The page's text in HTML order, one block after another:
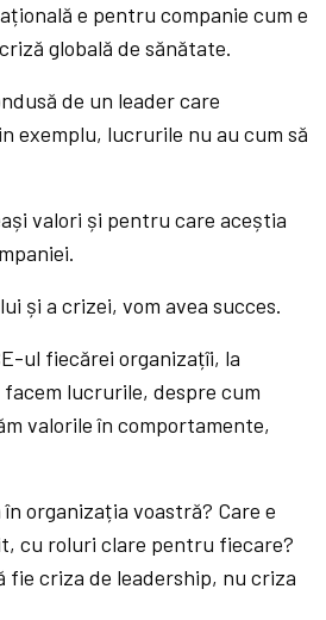
e pentru companie cum e
globală de sănătate.
de un leader care
exemplu, lucrurile nu au cum să
valori și pentru care aceștia
și a crizei, vom avea succes.
ul fiecărei organizațîi, la
facem lucrurile, despre cum
valorile în comportamente,
organizația voastră? Care e
cu roluri clare pentru fiecare?
fie criza de leadership, nu criza